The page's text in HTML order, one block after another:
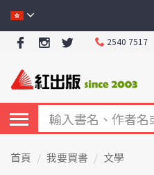
2540 7517
首頁 我要買書 文學